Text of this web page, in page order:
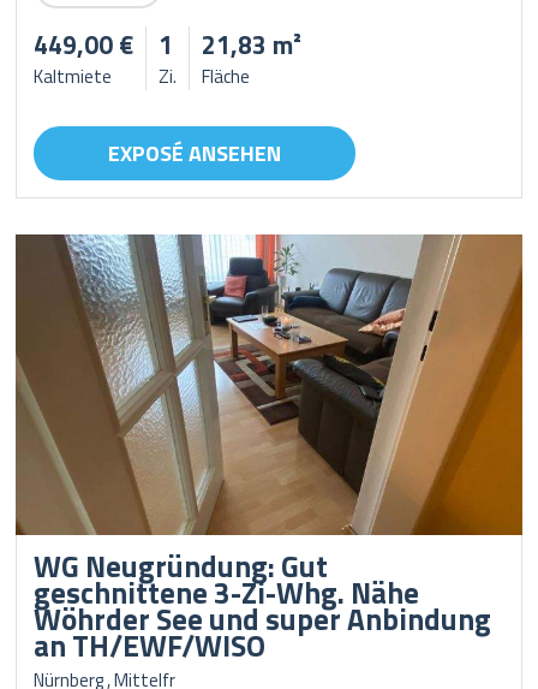
449,00 €
Kaltmiete
1
Zi.
21,83 m²
Fläche
EXPOSÉ ANSEHEN
WG Neugründung: Gut
geschnittene 3-Zi-Whg. Nähe
Wöhrder See und super Anbindung
an TH/EWF/WISO
Nürnberg , Mittelfr